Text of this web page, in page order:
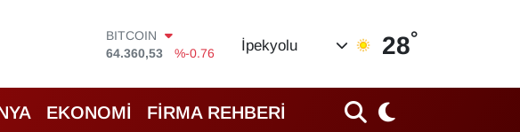
DOLAR
47,7069
%0.17
55,0265
%0.01
STERLİN
64,1897
%0.02
İpekyolu 28°
EKONOMİ FİRMA REHBERİ